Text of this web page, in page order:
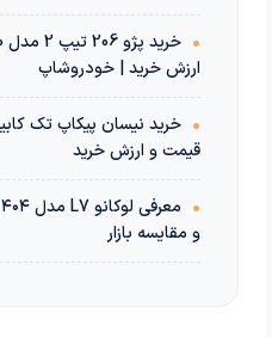
•
ارزش خرید | خودروشاپ
•
قیمت و ارزش خرید
•
و مقایسه بازار